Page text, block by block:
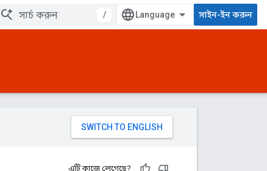
/ সাইন-ইন করুন
এটি কাজে লেগেছে?